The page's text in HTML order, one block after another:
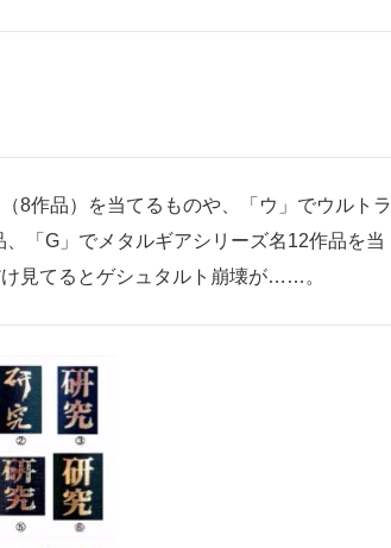
8作品）を当てるものや、「ウ」でウルトラ
「G」でメタルギアシリーズ名12作品を当
見てるとゲシュタルト崩壊が……。